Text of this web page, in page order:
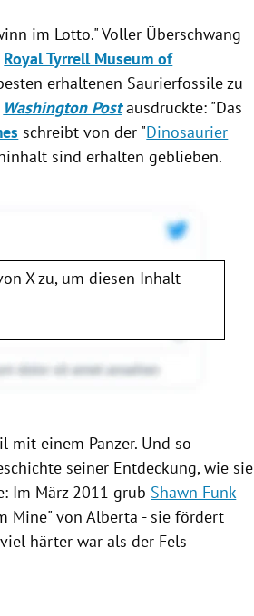
im Lotto." Voller Überschwang
Royal Tyrrell Museum of
erhaltenen Saurierfossile zu
Washington Postausdrückte: "Das
schreibt von der "Dinosaurier
sind erhalten geblieben.
Xzu, um diesen Inhalt
mit einem Panzer. Und so
seiner Entdeckung, wie sie
Im März 2011 grub Shawn Funk
Mine" von Alberta - sie fördert
härter war als der Fels